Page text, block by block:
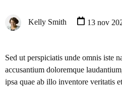
Kelly Smith 13 nov
Sed ut perspiciatis unde omnis iste
accusantium doloremque
ipsa quae ab illo inventore veritatis